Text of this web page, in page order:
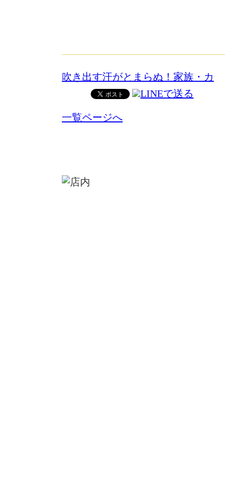
吹き出す汗がとまらぬ！家族・カ
一覧ページへ